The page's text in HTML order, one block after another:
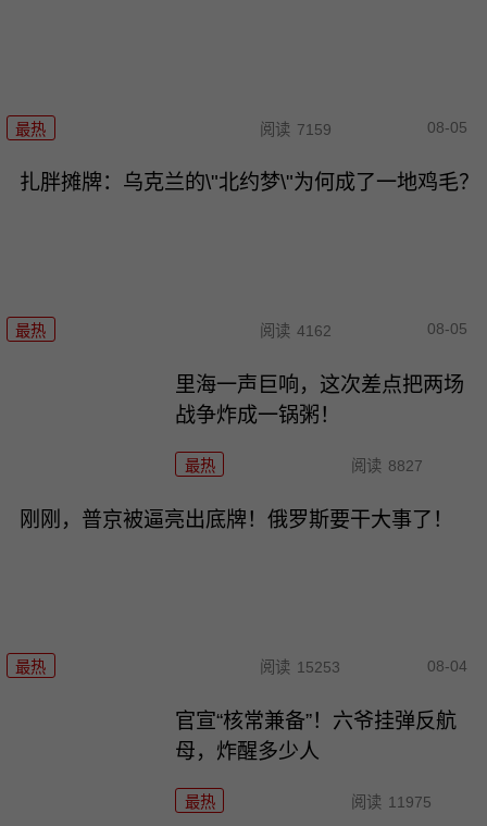
最热 阅读 7159 08-05
扎胖摊牌：乌克兰的\"北约梦\"为何成了一地鸡毛？
最热 阅读 4162 08-05
里海一声巨响，这次差点把两场
战争炸成一锅粥！
最热 阅读 8827
刚刚，普京被逼亮出底牌！俄罗斯要干大事了！
最热 阅读 15253 08-04
官宣“核常兼备”！六爷挂弹反航
母，炸醒多少人
最热 阅读 11975